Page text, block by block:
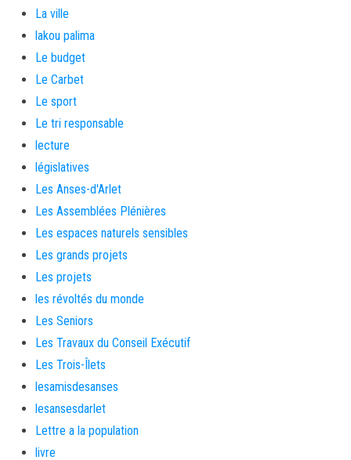
La ville
lakou palima
Le budget
Le Carbet
Le sport
Le tri responsable
lecture
législatives
Les Anses-d'Arlet
Les Assemblées Plénières
Les espaces naturels sensibles
Les grands projets
Les projets
les révoltés du monde
Les Seniors
Les Travaux du Conseil Exécutif
Les Trois-Îlets
lesamisdesanses
lesansesdarlet
Lettre a la population
livre